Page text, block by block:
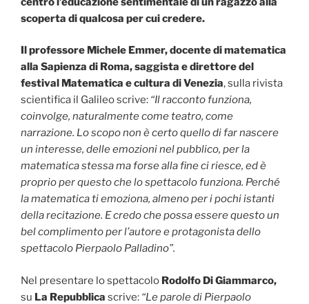
scoperta di qualcosa per cui credere.
Il professore Michele Emmer, docente di matematica
alla Sapienza di Roma, saggista e direttore del
festival Matematica e cultura di Venezia, sulla rivista
scientifica il Galileo scrive: “Il racconto funziona,
coinvolge, naturalmente come teatro, come
narrazione. Lo scopo non è certo quello di far nascere
un interesse, delle emozioni nel pubblico, per la
matematica stessa ma forse alla fine ci riesce, ed è
proprio per questo che lo spettacolo funziona. Perché
la matematica ti emoziona, almeno per i pochi istanti
della recitazione. E credo che possa essere questo un
bel complimento per l’autore e protagonista dello
spettacolo Pierpaolo Palladino”.
Nel presentare lo spettacolo Rodolfo Di Giammarco,
su La Repubblica scrive: “Le parole di Pierpaolo